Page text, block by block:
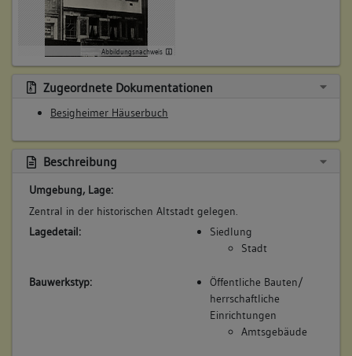
Betroffene Gebäudeteile:
keine
keine
5. Besitzer:in:
(1720 - 1731)
Rieger, Sebastian
Bemerkung Familie:
erwirbt von NN Banger
keiner
Rieger, Maria Magdalena
Abbildungsnachweis
Zugeordnete Dokumentationen
Besigheimer Häuserbuch
Beschreibung
Umgebung, Lage:
Zentral in der historischen Altstadt gelegen.
Lagedetail:
Siedlung
Stadt
Bauwerkstyp:
Öffentliche Bauten/
herrschaftliche
Einrichtungen
Amtsgebäude